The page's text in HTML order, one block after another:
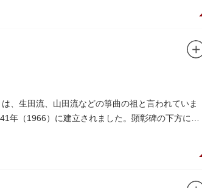
、生田流、山田流などの箏曲の祖と言われていま
年（1966）に建立されました。顕彰碑の下方には